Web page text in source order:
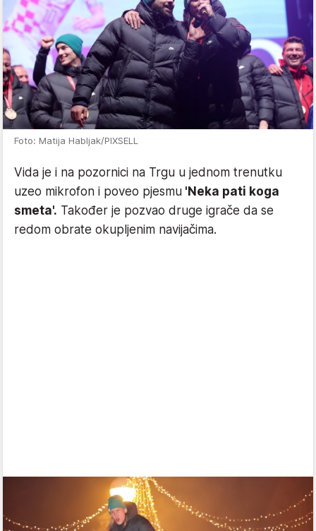
Foto: Matija Habljak/PIXSELL
Vida je i na pozornici na Trgu u jednom trenutku
uzeo mikrofon i poveo pjesmu 'Neka pati koga
smeta'. Također je pozvao druge igrače da se
redom obrate okupljenim navijačima.